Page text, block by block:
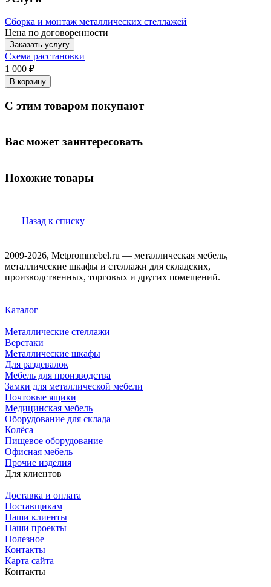
Сборка и монтаж металлических стеллажей
Цена по договоренности
Заказать услугу
Схема расстановки
1 000 ₽
В корзину
С этим товаром покупают
Вас может заинтересовать
Похожие товары
Назад к списку
2009-2026, Metprommebel.ru — металлическая мебель,
металлические шкафы и стеллажи для складских,
производственных, торговых и других помещений.
Каталог
Металлические стеллажи
Верстаки
Металлические шкафы
Для раздевалок
Мебель для производства
Замки для металлической мебели
Почтовые ящики
Медицинская мебель
Оборудование для склада
Колёса
Пищевое оборудование
Офисная мебель
Прочие изделия
Для клиентов
Доставка и оплата
Поставщикам
Наши клиенты
Наши проекты
Полезное
Контакты
Карта сайта
Контакты